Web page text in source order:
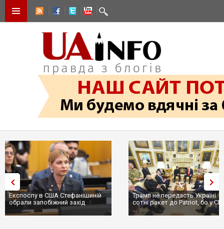
Експослу в США Стефанішиній
обрали запобіжний захід
Трамп не передасть Україні
сотні ракет до Patriot, бо у
...